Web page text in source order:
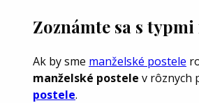
Zoznámte sa s
Ak by sme manželské postele
manželské postele v rôznych
postele.